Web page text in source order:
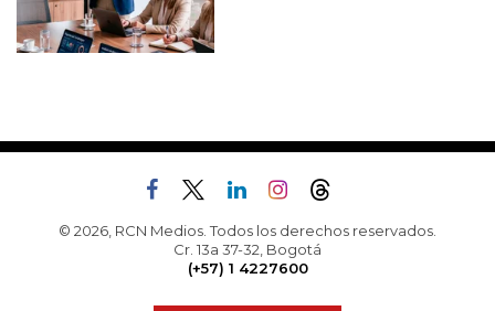
© 2026, RCN Medios. Todos los derechos reservados.
Cr. 13a 37-32, Bogotá
(+57) 1 4227600